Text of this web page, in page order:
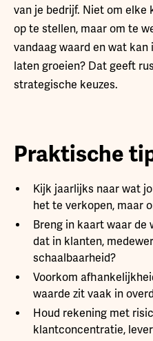
van je bedrijf. Niet om
op te stellen, maar om te
vandaag waard en wat
laten groeien? Dat geeft
strategische keuzes.
Praktische
Kijk jaarlijks naar wat
het te verkopen, maar
Breng in kaart waar de
dat in klanten,
schaalbaarheid?
Voorkom
waarde zit vaak in
Houd rekening met
klantconcentratie,